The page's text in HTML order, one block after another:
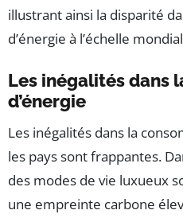
illustrant ainsi la disparité
d’énergie à l’échelle
Les inégalités dans
d’énergie
Les inégalités dans la
les pays sont frappantes.
des modes de vie luxueux
une empreinte carbone